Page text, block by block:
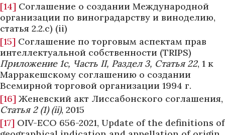
[14] Соглашение о создании Международной
организации по виноградарству и виноделию,
статья 2.2.c) (ii)
[15] Соглашение по торговым аспектам прав
интеллектуальной собственности (TRIPS)
Приложение 1c, Часть II, Раздел 3, Статья 22, 1 к
Марракешскому соглашению о создании
Всемирной торговой организации 1994 г.
[16] Женевский акт Лиссабонского соглашения,
Статья2 (1) (ii), 2015
[17] OIV-ECO 656-2021, Update of the definitions of